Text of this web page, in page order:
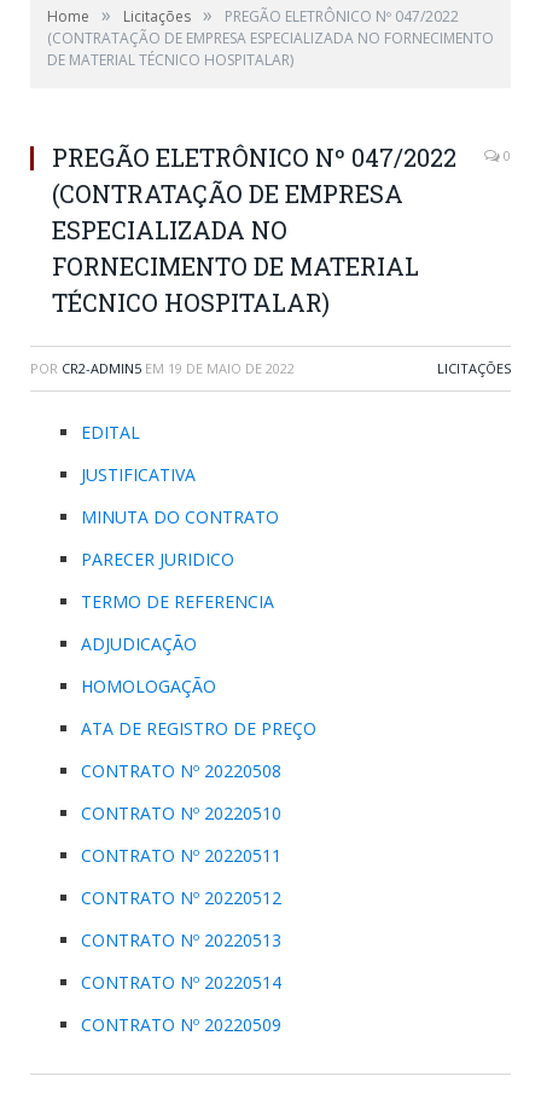
Home » Licitações »
PREGÃO ELETRÔNICO Nº 047/2022
(CONTRATAÇÃO DE EMPRESA ESPECIALIZADA NO FORNECIMENTO
DE MATERIAL TÉCNICO HOSPITALAR)
PREGÃO ELETRÔNICO Nº 047/2022
(CONTRATAÇÃO DE EMPRESA
ESPECIALIZADA NO
FORNECIMENTO DE MATERIAL
TÉCNICO HOSPITALAR)
0
POR CR2-ADMIN5 EM 19 DE MAIO DE 2022 LICITAÇÕES
EDITAL
JUSTIFICATIVA
MINUTA DO CONTRATO
PARECER JURIDICO
TERMO DE REFERENCIA
ADJUDICAÇÃO
HOMOLOGAÇÃO
ATA DE REGISTRO DE PREÇO
CONTRATO Nº 20220508
CONTRATO Nº 20220510
CONTRATO Nº 20220511
CONTRATO Nº 20220512
CONTRATO Nº 20220513
CONTRATO Nº 20220514
CONTRATO Nº 20220509